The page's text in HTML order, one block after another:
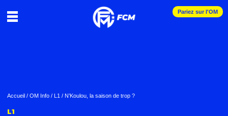
Pariez sur l'OM
Accueil / OM Info / L1 / N’Koulou, la saison de trop ?
L1